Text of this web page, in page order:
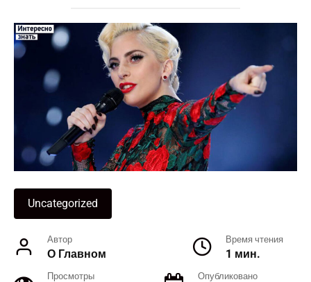
Uncategorized
Автор
О Главном
Время чтения
1 мин.
Просмотры Опубликовано